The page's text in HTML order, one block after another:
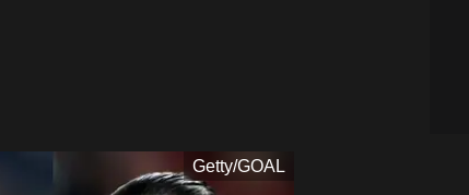
Getty/GOAL